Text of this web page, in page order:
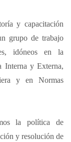
y capacitación
grupo de trabajo
idóneos en la
Interna y Externa,
y en Normas
la política de
y resolución de